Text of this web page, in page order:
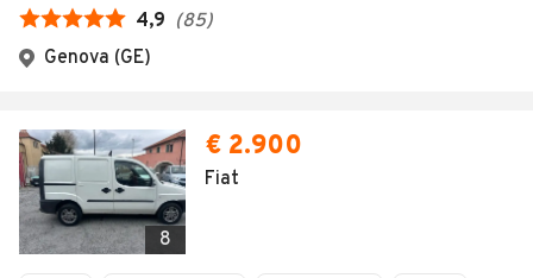
4,9 (85)
Genova (GE)
8
€ 2.900
Fiat